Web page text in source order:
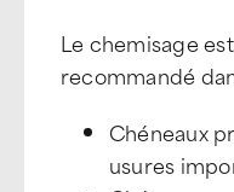
Le chemisage
recommandé
Chéneaux
usures